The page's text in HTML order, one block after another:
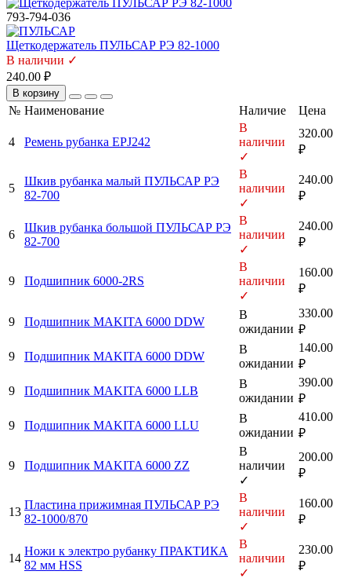
793-794-036
Щеткодержатель ПУЛЬСАР РЭ 82-1000
В наличии ✓
240.00 ₽
В корзину
№ Наименование Наличие Цена
4 Ремень рубанка EPJ242
В
наличии
✓
320.00
₽
5
Шкив рубанка малый ПУЛЬСАР РЭ
82-700
В
наличии
✓
240.00
₽
6
Шкив рубанка большой ПУЛЬСАР РЭ
82-700
В
наличии
✓
240.00
₽
9 Подшипник 6000-2RS
В
наличии
✓
160.00
₽
9 Подшипник MAKITA 6000 DDW
В
ожидании
330.00
₽
9
Подшипник MAKITA 6000 DDW
В
ожидании
140.00
₽
9
Подшипник MAKITA 6000 LLB
В
ожидании
390.00
₽
9
Подшипник MAKITA 6000 LLU
В
ожидании
410.00
₽
9 Подшипник MAKITA 6000 ZZ
В
наличии
✓
200.00
₽
13
Пластина прижимная ПУЛЬСАР РЭ
82-1000/870
В
наличии
✓
160.00
₽
14
Ножи к электро рубанку ПРАКТИКА
82 мм HSS
В
наличии
✓
230.00
₽